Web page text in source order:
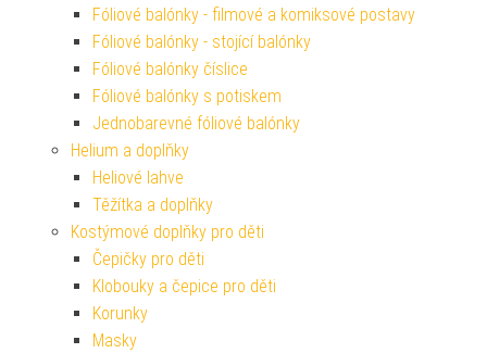
Fóliové balónky - filmové a komiksové postavy
Fóliové balónky - stojící balónky
Fóliové balónky číslice
Fóliové balónky s potiskem
Jednobarevné fóliové balónky
Helium a doplňky
Heliové lahve
Těžítka a doplňky
Kostýmové doplňky pro děti
Čepičky pro děti
Klobouky a čepice pro děti
Korunky
Masky